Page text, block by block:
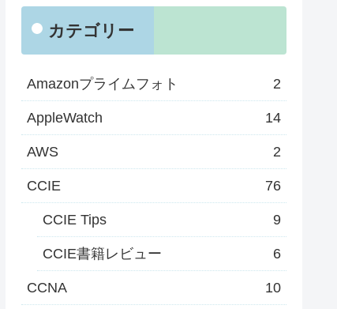
カテゴリー
Amazonプライムフォト 2
AppleWatch 14
AWS 2
CCIE 76
CCIE Tips 9
CCIE書籍レビュー 6
CCNA 10